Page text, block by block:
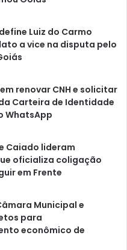
Luiz do Carmo
a vice na disputa pelo
renovar CNH e solicitar
Carteira de Identidade
WhatsApp
Caiado lideram
oficializa coligação
em Frente
Municipal e
para
econômico de